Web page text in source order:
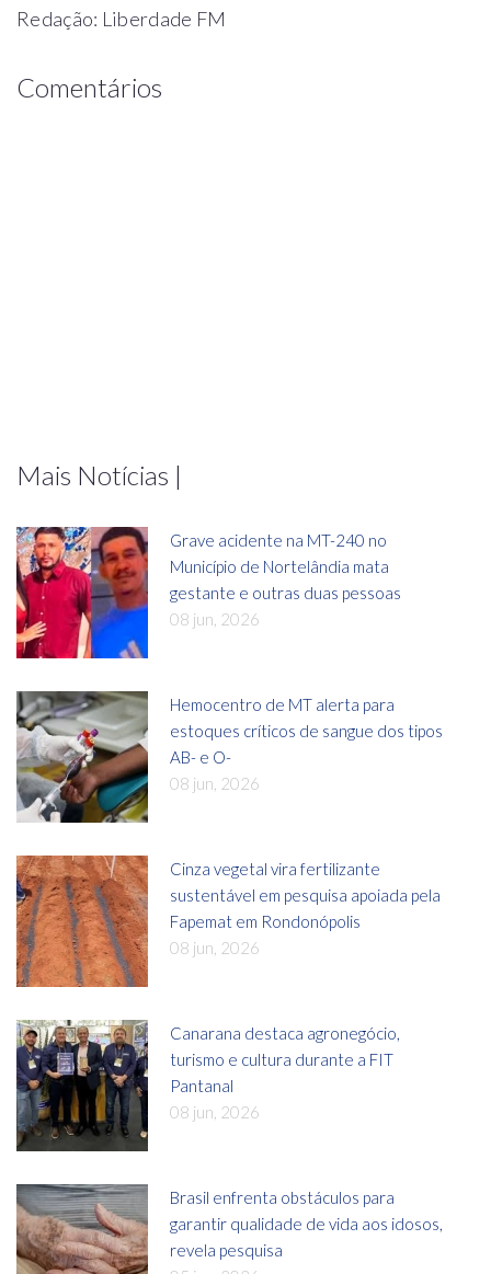
Redação: Liberdade FM
Comentários
Mais Notícias |
Grave acidente na MT-240 no
Município de Nortelândia mata
gestante e outras duas pessoas
08 jun, 2026
Hemocentro de MT alerta para
estoques críticos de sangue dos tipos
AB- e O-
08 jun, 2026
Cinza vegetal vira fertilizante
sustentável em pesquisa apoiada pela
Fapemat em Rondonópolis
08 jun, 2026
Canarana destaca agronegócio,
turismo e cultura durante a FIT
Pantanal
08 jun, 2026
Brasil enfrenta obstáculos para
garantir qualidade de vida aos idosos,
revela pesquisa